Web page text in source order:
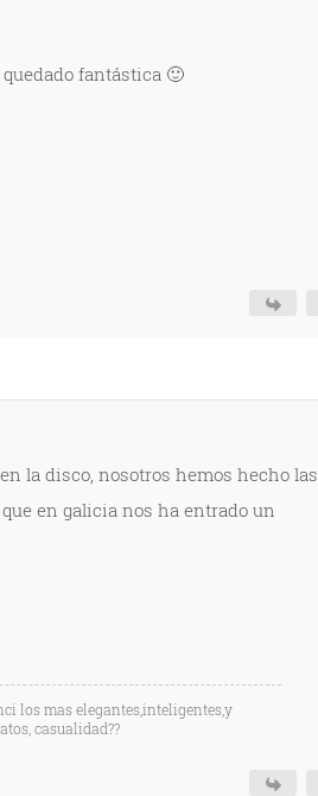
fantástica 🙂
la disco, nosotros hemos hecho las
en galicia nos ha entrado un
los mas elegantes,inteligentes,y
casualidad??